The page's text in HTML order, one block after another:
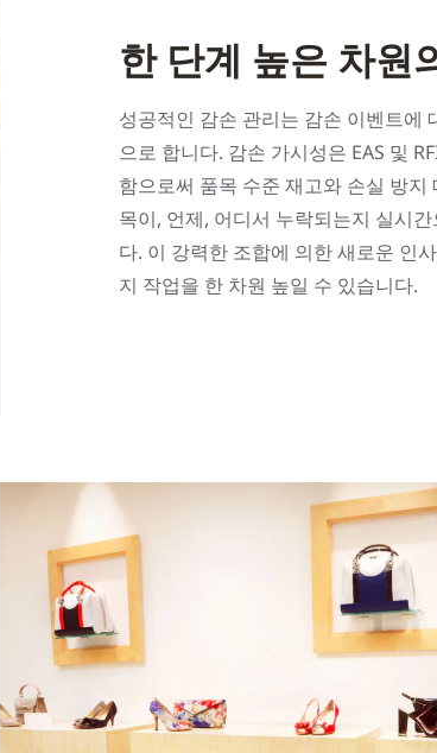
한 단계 높은 차원
성공적인 감손 관리는 감손 이벤트에
으로 합니다. 감손 가시성은 EAS 및
함으로써 품목 수준 재고와 손실 방지
목이, 언제, 어디서 누락되는지 실시
다. 이 강력한 조합에 의한 새로운 인
지 작업을 한 차원 높일 수 있습니다.